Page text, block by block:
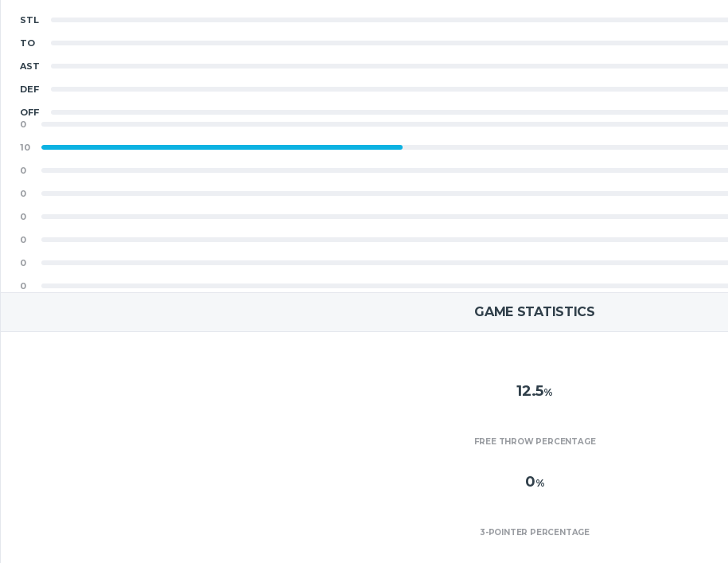
STL
TO
AST
DEF
OFF
0
10
0
0
0
0
0
0
GAME STATISTICS
12.5%
FREE THROW PERCENTAGE
0%
3-POINTER PERCENTAGE